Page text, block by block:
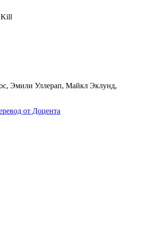
Эмили Уллерап, Майкл Эклунд,